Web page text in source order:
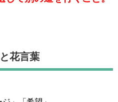
花言葉